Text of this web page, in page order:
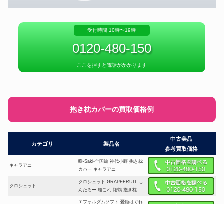
受付時間 10時〜19時
0120-480-150
ここを押すと電話がかかります
抱き枕カバーの買取価格例
カテゴリ 製品名
中古美品
参考買取価格
キャラアニ
咲-Saki-全国編 神代小蒔 抱き枕
カバー キャラアニ
クロシェット
クロシェット GRAPEFRUIT し
んたろー 艦これ 翔鶴 抱き枕
エフォルダムソフト 憂姫はぐれ